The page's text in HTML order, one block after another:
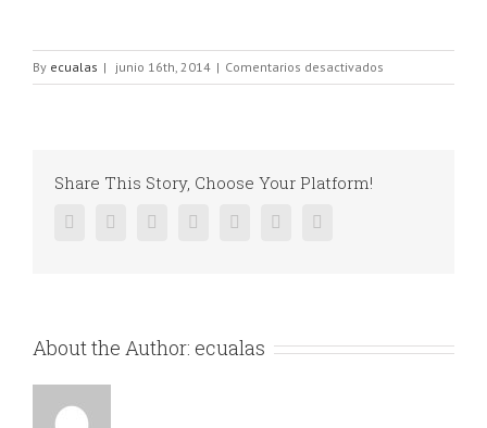
By ecualas | junio 16th, 2014 | Comentarios desactivados
A2_1
Share This Story, Choose Your Platform!
FacebookTwitter LinkedinReddit Google+Pinterest
About the Author: ecualas